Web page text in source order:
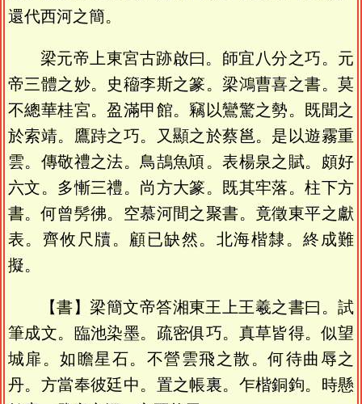
還代西河之簡。
梁元帝上東宮古跡啟曰。師宜八分之巧。元
帝三體之妙。史籕李斯之篆。梁鴻曹喜之書。莫
不總華桂宮。盈滿甲館。竊以鸞驚之勢。既聞之
於索靖。鷹跱之巧。又顯之於蔡邕。是以遊霧重
雲。傳敬禮之法。鳥鴶魚頏。表楊泉之賦。頗好
六文。多慚三禮。尚方大篆。既其牢落。柱下方
書。何曾髣彿。空慕河間之聚書。竟徵東平之獻
表。齊攸尺牘。顧已缺然。北海楷隸。終成難
擬。
【書】梁簡文帝答湘東王上王羲之書曰。試
筆成文。臨池染墨。疏密俱巧。真草皆得。似望
城扉。如瞻星石。不營雲飛之散。何待曲辱之
丹。方當奉彼廷中。置之帳裏。乍楷銅鉤。時懸